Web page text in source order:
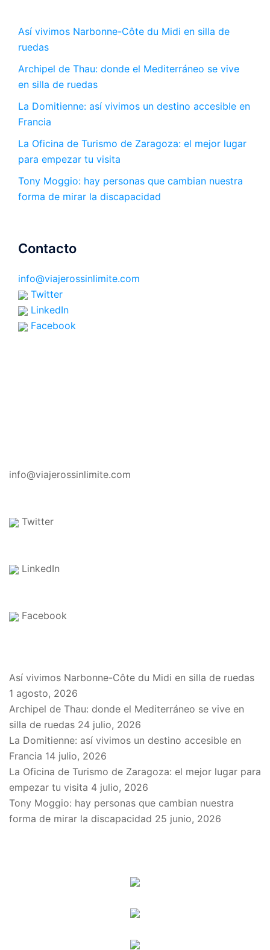
Así vivimos Narbonne-Côte du Midi en silla de
ruedas
Archipel de Thau: donde el Mediterráneo se vive
en silla de ruedas
La Domitienne: así vivimos un destino accesible en
Francia
La Oficina de Turismo de Zaragoza: el mejor lugar
para empezar tu visita
Tony Moggio: hay personas que cambian nuestra
forma de mirar la discapacidad
Contacto
info@viajerossinlimite.com
Twitter
LinkedIn
Facebook
info@viajerossinlimite.com
Twitter
LinkedIn
Facebook
Así vivimos Narbonne-Côte du Midi en silla de ruedas
1 agosto, 2026
Archipel de Thau: donde el Mediterráneo se vive en
silla de ruedas 24 julio, 2026
La Domitienne: así vivimos un destino accesible en
Francia 14 julio, 2026
La Oficina de Turismo de Zaragoza: el mejor lugar para
empezar tu visita 4 julio, 2026
Tony Moggio: hay personas que cambian nuestra
forma de mirar la discapacidad 25 junio, 2026